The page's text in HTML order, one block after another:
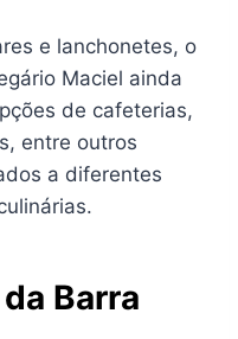
e lanchonetes, o
Maciel ainda
de cafeterias,
entre outros
a diferentes
Barra